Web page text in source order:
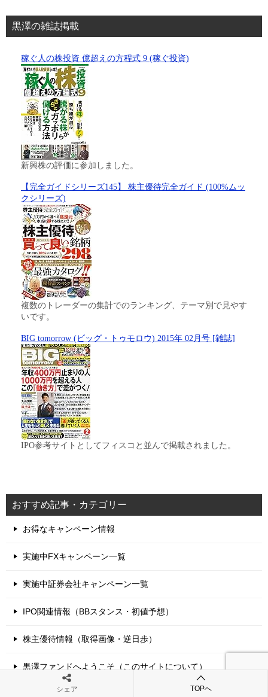
黒澤の雑誌掲載
稼ぐ人の株投資 億超えの方程式 9 (稼ぐ投資)
新興株の評価に参加しました。
【完全ガイドシリーズ145】 株主優待完全ガイド (100%ムッ
クシリーズ)
複数のトレーダーの集計でのランキング、テーマ別で見やす
いです。
BIG tomorrow (ビッグ・トゥモロウ) 2015年 02月号 [雑誌]
IPO参考サイトとしてフィスコと並んで掲載されました。
おすすめ記事・カテゴリー
お得なキャンペーン情報
実施中FXキャンペーン一覧
実施中証券会社キャンペーン一覧
IPO関連情報（BBスタンス・初値予想）
株主優待情報（取得画像・逆日歩）
黒澤ファンドへようこそ（このサイトについて）
コンタクトはこちらから
シェア TOPへ